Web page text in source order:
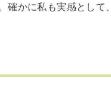
かに私も実感として、